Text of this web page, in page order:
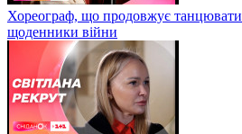
Хореограф, що продовжує
щоденники війни